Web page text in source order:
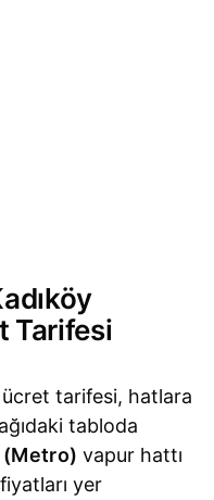
Tarifesi
tarifesi, hatlara
tabloda
(Metro) vapur hattı
yer